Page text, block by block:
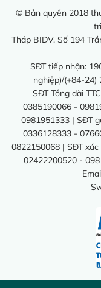
© Bản quyền 2018
Tháp BIDV, Số 194
SĐT tiếp nhận:
nghiệp)/(+84-24)
SĐT Tổng đài
0385190066 -
0981951333 | SĐT
0336128333 -
0822150068 | SĐT
02422200520 -